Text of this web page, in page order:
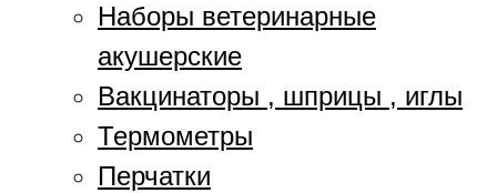
Наборы ветеринарные
акушерские
Вакцинаторы , шприцы , иглы
Термометры
Перчатки